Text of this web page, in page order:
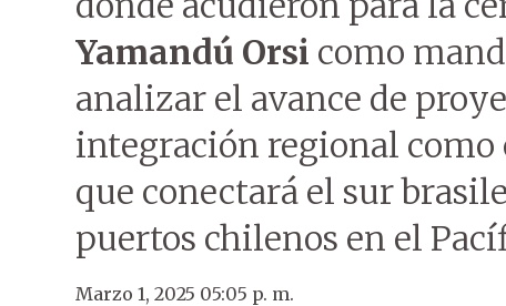
Yamandú Orsi como
analizar el avance de
integración regional como
que conectará el sur
puertos chilenos en el
Marzo 1, 2025 05:05 p. m.